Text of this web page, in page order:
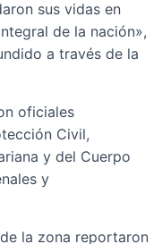
sus vidas en
de la nación»,
a través de la
oficiales
Civil,
y del Cuerpo
y
la zona reportaron